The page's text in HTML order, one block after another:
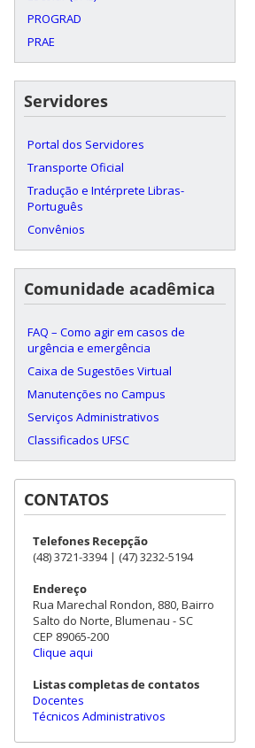
PROGRAD
PRAE
Servidores
Portal dos Servidores
Transporte Oficial
Tradução e Intérprete Libras-
Português
Convênios
Comunidade acadêmica
FAQ – Como agir em casos de
urgência e emergência
Caixa de Sugestões Virtual
Manutenções no Campus
Serviços Administrativos
Classificados UFSC
CONTATOS
Telefones Recepção
(48) 3721-3394 | (47) 3232-5194
Endereço
Rua Marechal Rondon, 880, Bairro
Salto do Norte, Blumenau - SC
CEP 89065-200
Clique aqui
Listas completas de contatos
Docentes
Técnicos Administrativos